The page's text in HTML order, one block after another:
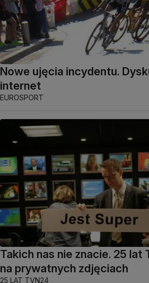
Nowe ujęcia incydentu.
internet
EUROSPORT
Takich nas nie znacie. 25 lat
na prywatnych zdjęciach
25 LAT TVN24